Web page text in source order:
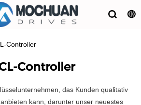
Controller
Controller
das Kunden qualitativ
kann, darunter unser neuestes